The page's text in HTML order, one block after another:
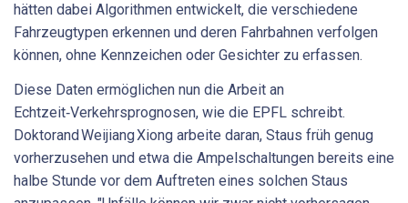
hätten dabei Algorithmen entwickelt, die verschiedene
Fahrzeugtypen erkennen und deren Fahrbahnen verfolgen
können, ohne Kennzeichen oder Gesichter zu erfassen.
Diese Daten ermöglichen nun die Arbeit an
Echtzeit‑Verkehrsprognosen, wie die EPFL schreibt.
Doktorand Weijiang Xiong arbeite daran, Staus früh genug
vorherzusehen und etwa die Ampelschaltungen bereits eine
halbe Stunde vor dem Auftreten eines solchen Staus